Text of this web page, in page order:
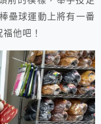
壘球運動上將有一番
他吧！